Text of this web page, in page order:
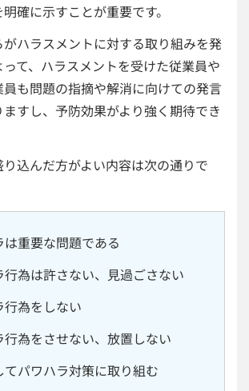
確に示すことが重要です。
ハラスメントに対する取り組みを発
て、ハラスメントを受けた従業員や
も問題の指摘や解消に向けての発言
すし、予防効果がより強く期待でき
込んだ方がよい内容は次の通りで
は重要な問題である
行為は許さない、見過ごさない
行為をしない
行為をさせない、放置しない
てパワハラ対策に取り組む